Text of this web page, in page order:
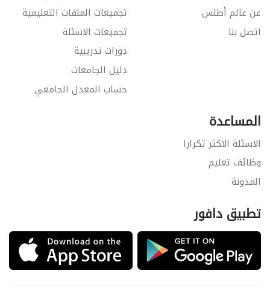
عن عالم أطلس
اتصل بنا
تجميعات الملفات التعليمية
تجميعات الاسئلة
دورات تدريبية
دليل الجامعات
حساب المعدل الجامعي
المساعدة
الاسئلة الاكثر تكرارا
وظائف تعليم
المدونة
تطبيق دافور